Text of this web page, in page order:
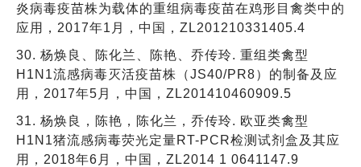
炎病毒疫苗株为载体的重组病毒疫苗在鸡形目禽类中的
应用，2017年1月，中国，ZL201210331405.4
30. 杨焕良、陈化兰、陈艳、乔传玲. 重组类禽型
H1N1流感病毒灭活疫苗株（JS40/PR8）的制备及应
用，2017年5月，中国，ZL201410460909.5
31. 杨焕良，陈艳，陈化兰，乔传玲. 欧亚类禽型
H1N1猪流感病毒荧光定量RT-PCR检测试剂盒及其应
用，2018年6月，中国，ZL2014 1 0641147.9